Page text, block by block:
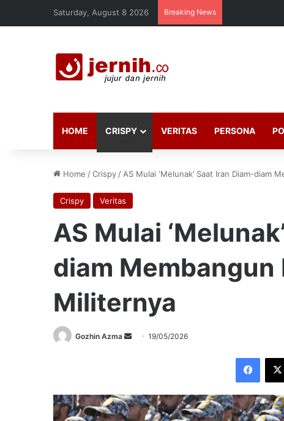
Saturday, August 8 2026 Breaking News
HOME CRISPY VERITAS PERSONA
Home /Crispy / AS Mulai ‘Melunak’ Saat Iran Diam-diam
Crispy Veritas
AS Mulai
diam Membangun
Militernya
Gozhin Azma
Send19/05/2026